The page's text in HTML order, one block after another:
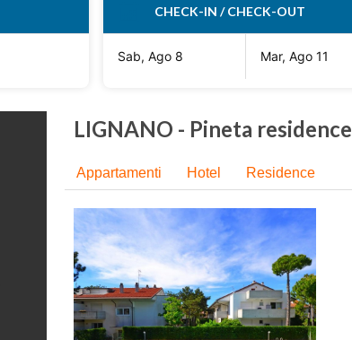
CHECK-IN / CHECK-OUT
Sab, Ago 8 Mar, Ago 11
LIGNANO - Pineta residence
Appartamenti Hotel Residence